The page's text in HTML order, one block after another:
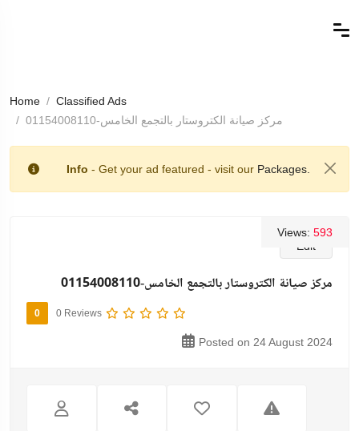
Home
Classified Ads
مركز صيانة الكتروستار بالتجمع الخامس-01154008110
Info - Get your ad featured - visit our Packages.
Edit
Views: 593
مركز صيانة الكتروستار بالتجمع الخامس-01154008110
0 0 Reviews
Posted on 24 August 2024